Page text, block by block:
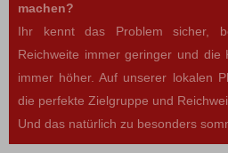
machen?
Ihr kennt das Problem sicher,
Reichweite immer geringer und die
immer höher. Auf unserer lokalen
die perfekte Zielgruppe und
Und das natürlich zu besonders